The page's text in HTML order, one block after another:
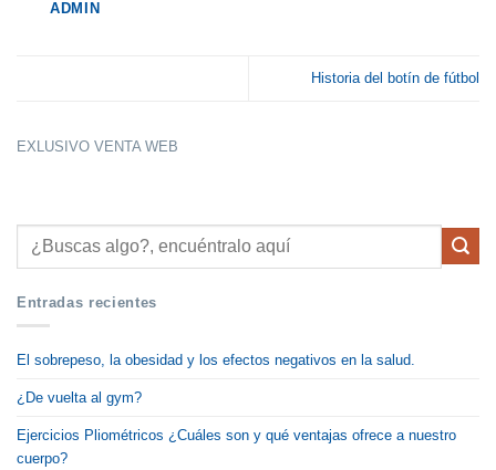
ADMIN
Historia del botín de fútbol
EXLUSIVO VENTA WEB
Entradas recientes
El sobrepeso, la obesidad y los efectos negativos en la salud.
¿De vuelta al gym?
Ejercicios Pliométricos ¿Cuáles son y qué ventajas ofrece a nuestro
cuerpo?